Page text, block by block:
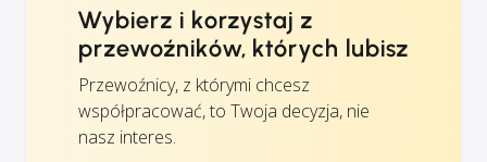
Wybierz i korzystaj z
przewoźników, których lubisz
Przewoźnicy, z którymi chcesz
współpracować, to Twoja decyzja, nie
nasz interes.